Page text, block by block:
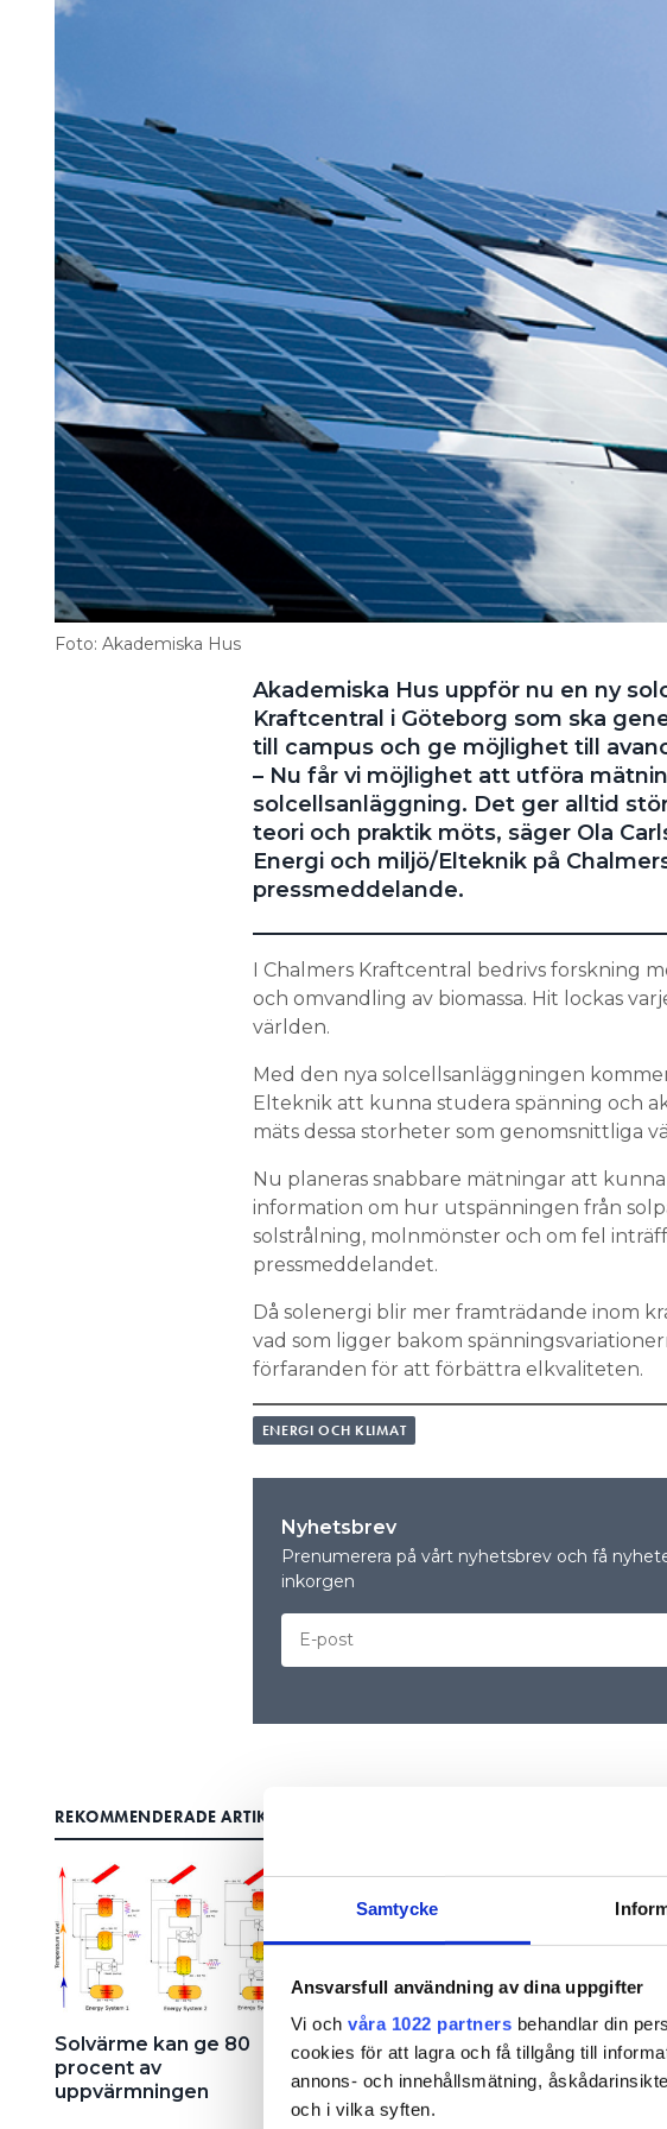
Samtycke
Ansvarsfull användning av dina uppgifter
Vi och våra 1022 partners behandlar din
cookies för att lagra och få tillgång till
annons- och innehållsmätning,
och i vilka syften.
Information om GDPR
SEARCH
Foto: Akademiska Hus
Akademiska Hus uppför nu en ny
Kraftcentral i Göteborg som ska
till campus och ge möjlighet till
– Nu får vi möjlighet att utföra
solcellsanläggning. Det ger alltid
teori och praktik möts, säger Ola
Energi och miljö/Elteknik på
pressmeddelande.
I Chalmers Kraftcentral bedrivs forskning
och omvandling av biomassa. Hit lockas
världen.
Med den nya solcellsanläggningen
Elteknik att kunna studera spänning och
mäts dessa storheter som genomsnittliga
Nu planeras snabbare mätningar att
information om hur utspänningen från
solstrålning, molnmönster och om fel
pressmeddelandet.
Då solenergi blir mer framträdande inom
vad som ligger bakom
förfaranden för att förbättra elkvaliteten.
ENERGI OCH KLIMAT
Nyhetsbrev
Prenumerera på vårt nyhetsbrev och få
inkorgen
REKOMMENDERADE ARTIKLAR
Solvärme kan ge 80
procent av
uppvärmningen
Miljarder till klimatet i
höstbudgeten
BUDGET 2017. ”Den
största klimat- och
miljöbudgeten i Sveriges
historia.” Så sa
statsminister Stefan
Löfven (S) när han
tillsammans med
ansvariga ministrar
De
av
om